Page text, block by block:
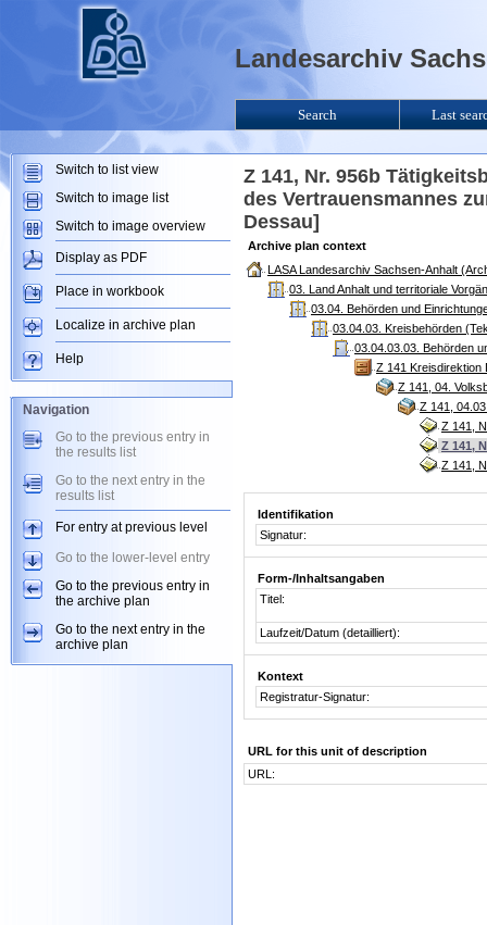
Z 141, Nr. 956b
des Vertrauensmannes
Dessau]
Archive plan context
LASA Landesarchiv Sachsen-Anhalt
03. Land Anhalt und territoriale
03.04. Behörden und
03.04.03. Kreisbehörden
03.04.03.03. Behörden
Z 141 Kreisdirektion
Z 141, 04.
Z 141,
Z 141,
Z 141,
Z 141,
Identifikation
Signatur:
Form-/Inhaltsangaben
Titel:
Laufzeit/Datum (detailliert):
Kontext
Registratur-Signatur:
URL for this unit of description
URL:
Landesarchiv
Search Last
Switch to list view
Switch to image list
Switch to image overview
Display as PDF
Place in workbook
Localize in archive plan
Help
Navigation
Go to the previous entry in
the results list
Go to the next entry in the
results list
For entry at previous level
Go to the lower-level entry
Go to the previous entry in
the archive plan
Go to the next entry in the
archive plan